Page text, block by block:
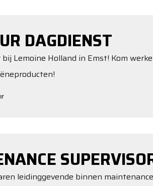
DAGDIENST
Lemoine Holland in Emst! Kom
leidinggevende binnen